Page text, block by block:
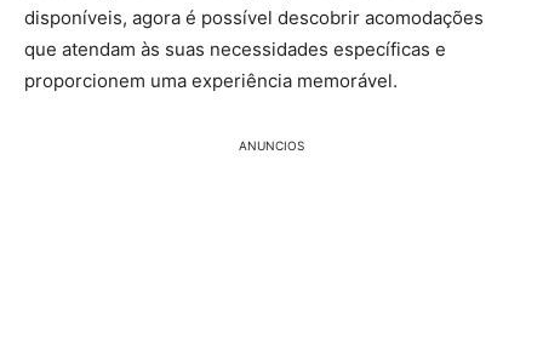
disponíveis, agora é possível descobrir acomodações
que atendam às suas necessidades específicas e
proporcionem uma experiência memorável.
ANUNCIOS